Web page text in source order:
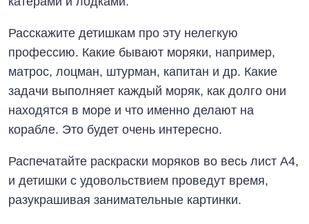
Расскажите детишкам про эту нелегкую
профессию. Какие бывают моряки, например,
матрос, лоцман, штурман, капитан и др. Какие
задачи выполняет каждый моряк, как долго они
находятся в море и что именно делают на
корабле. Это будет очень интересно.
Распечатайте раскраски моряков во весь лист А4,
и детишки с удовольствием проведут время,
разукрашивая занимательные картинки.